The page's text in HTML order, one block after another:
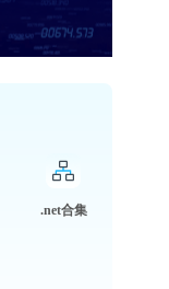
.net合集